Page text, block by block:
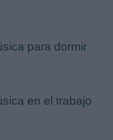
para dormir
en el trabajo